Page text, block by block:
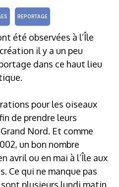
REPORTAGE
été observées à l’Île
il y a un peu
dans ce haut lieu
pour les oiseaux
de prendre leurs
Nord. Et comme
un bon nombre
avril ou en mai à l’Île aux
Ce qui ne manque pas
plusieurs lundi matin